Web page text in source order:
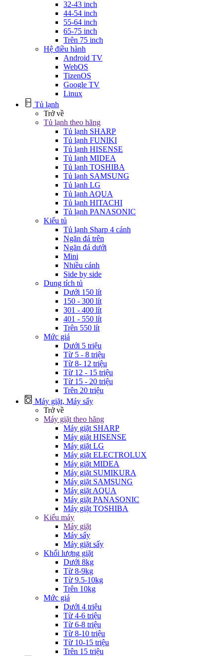
32-43 inch
44-54 inch
55-64 inch
65-75 inch
Trên 75 inch
Hệ điều hành
Android TV
WebOS
TizenOS
Google TV
Linux
Tủ lạnh
Trở về
Tủ lạnh theo hãng
Tủ lạnh SHARP
Tủ lạnh FUNIKI
Tủ lạnh HISENSE
Tủ lạnh MIDEA
Tủ lạnh TOSHIBA
Tủ lạnh SAMSUNG
Tủ lạnh LG
Tủ lạnh AQUA
Tủ lạnh HITACHI
Tủ lạnh PANASONIC
Kiểu tủ
Tủ lạnh Sharp 4 cánh
Ngăn đá trên
Ngăn đá dưới
Mini
Nhiều cánh
Side by side
Dung tích tủ
Dưới 150 lít
150 - 300 lít
301 - 400 lít
401 - 550 lít
Trên 550 lít
Mức giá
Dưới 5 triệu
Từ 5 - 8 triệu
Từ 8- 12 triệu
Từ 12 - 15 triệu
Từ 15 - 20 triệu
Trên 20 triệu
Máy giặt, Máy sấy
Trở về
Máy giặt theo hãng
Máy giặt SHARP
Máy giặt HISENSE
Máy giặt LG
Máy giặt ELECTROLUX
Máy giặt MIDEA
Máy giặt SUMIKURA
Máy giặt SAMSUNG
Máy giặt AQUA
Máy giặt PANASONIC
Máy giặt TOSHIBA
Kiểu máy
Máy giặt
Máy sấy
Máy giặt sấy
Khối lượng giặt
Dưới 8kg
Từ 8-9kg
Từ 9.5-10kg
Trên 10kg
Mức giá
Dưới 4 triệu
Từ 4-6 triệu
Từ 6-8 triệu
Từ 8-10 triệu
Từ 10-15 triệu
Trên 15 triệu